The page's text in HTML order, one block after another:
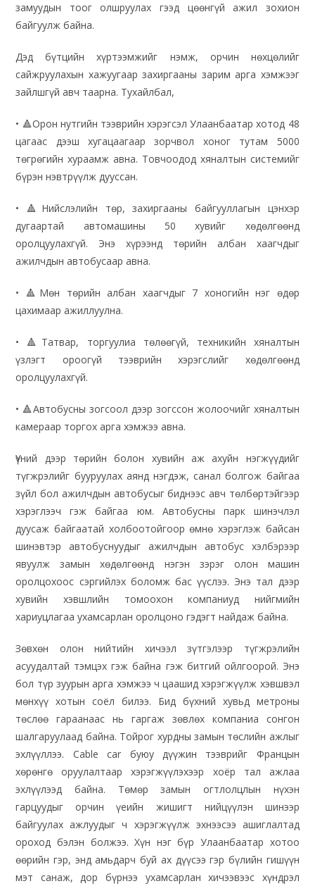
замуудын тоог олшруулах гээд цөөнгүй ажил зохион
байгуулж байна.
Дэд бүтцийн хүртээмжийг нэмж, орчин нөхцөлийг
сайжруулахын хажуугаар захиргааны зарим арга хэмжээг
зайлшгүй авч таарна. Тухайлбал,
• 🔺Орон нутгийн тээврийн хэрэгсэл Улаанбаатар хотод 48
цагаас дээш хугацаагаар зорчвол хоног тутам 5000
төгрөгийн хураамж авна. Товчоодод хяналтын системийг
бүрэн нэвтрүүлж дууссан.
• 🔺Нийслэлийн төр, захиргааны байгууллагын цэнхэр
дугаартай автомашины 50 хувийг хөдөлгөөнд
оролцуулахгүй. Энэ хүрээнд төрийн албан хаагчдыг
ажилчдын автобусаар авна.
• 🔺Мөн төрийн албан хаагчдыг 7 хоногийн нэг өдөр
цахимаар ажиллуулна.
• 🔺Татвар, торгуулиа төлөөгүй, техникийн хяналтын
үзлэгт ороогүй тээврийн хэрэгслийг хөдөлгөөнд
оролцуулахгүй.
• 🔺Автобусны зогсоол дээр зогссон жолоочийг хяналтын
камераар торгох арга хэмжээ авна.
Үүний дээр төрийн болон хувийн аж ахуйн нэгжүүдийг
түгжрэлийг бууруулах аянд нэгдэж, санал болгож байгаа
зүйл бол ажилчдын автобусыг биднээс авч төлбөртэйгээр
хэрэглээч гэж байгаа юм. Автобусны парк шинэчлэл
дуусаж байгаатай холбоотойгоор өмнө хэрэглэж байсан
шинэвтэр автобуснуудыг ажилчдын автобус хэлбэрээр
явуулж замын хөдөлгөөнд нэгэн зэрэг олон машин
оролцохоос сэргийлэх боломж бас үүслээ. Энэ тал дээр
хувийн хэвшлийн томоохон компаниуд нийгмийн
хариуцлагаа ухамсарлан оролцоно гэдэгт найдаж байна.
Зөвхөн олон нийтийн хичээл зүтгэлээр түгжрэлийн
асуудалтай тэмцэх гэж байна гэж битгий ойлгоорой. Энэ
бол түр зуурын арга хэмжээ ч цаашид хэрэгжүүлж хэвшвэл
мөнхүү хотын соёл билээ. Бид бүхний хувьд метроны
төслөө гараанаас нь гаргаж зөвлөх компаниа сонгон
шалгаруулаад байна. Тойрог хурдны замын төслийн ажлыг
эхлүүллээ. Cable car буюу дүүжин тээврийг Францын
хөрөнгө оруулалтаар хэрэгжүүлэхээр хоёр тал ажлаа
эхлүүлээд байна. Төмөр замын огтлолцлын нүхэн
гарцуудыг орчин үеийн жишигт нийцүүлэн шинээр
байгуулах ажлуудыг ч хэрэгжүүлж эхнээсээ ашиглалтад
ороход бэлэн болжээ. Хүн нэг бүр Улаанбаатар хотоо
өөрийн гэр, энд амьдарч буй ах дүүсээ гэр бүлийн гишүүн
мэт санаж, дор бүрнээ ухамсарлан хичээвээс хүндрэл